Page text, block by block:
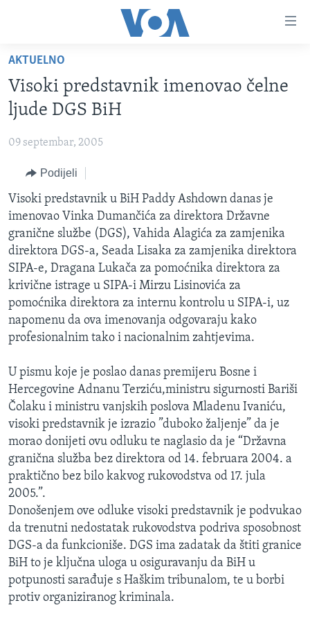
glavni
sadržaj
Pređi
na
glavnu
navigaciju
pretragu
TV PROGRAM
VIDEO
FOTOGRAFIJE DANA
VIJESTI
SJEDINJENE AMERIČKE DRŽAVE
BOSNA I HERCEGOVINA
NAUKA I TEHNOLOGIJA
SPECIJALNI PROJEKTI
KORUPCIJA
SLOBODA MEDIJA
ŽENSKA STRANA
IZBJEGLIČKA STRANA
MAGAZIN
Learning English
PRATITE NAS
Jezici
AKTUELNO
Visoki predstavnik imenovao čelne
ljude DGS BiH
09 septembar, 2005
Podijeli
Visoki predstavnik u BiH Paddy Ashdown danas je
imenovao Vinka Dumančića za direktora Državne
granične službe (DGS), Vahida Alagića za zamjenika
direktora DGS-a, Seada Lisaka za zamjenika direktora
SIPA-e, Dragana Lukača za pomoćnika direktora za
krivične istrage u SIPA-i Mirzu Lisinovića za
pomoćnika direktora za internu kontrolu u SIPA-i, uz
napomenu da ova imenovanja odgovaraju kako
profesionalnim tako i nacionalnim zahtjevima.
U pismu koje je poslao danas premijeru Bosne i
Hercegovine Adnanu Terziću,ministru sigurnosti Bariši
Čolaku i ministru vanjskih poslova Mladenu Ivaniću,
visoki predstavnik je izrazio ”duboko žaljenje” da je
morao donijeti ovu odluku te naglasio da je “Državna
granična služba bez direktora od 14. februara 2004. a
praktično bez bilo kakvog rukovodstva od 17. jula
2005.”.
Donošenjem ove odluke visoki predstavnik je podvukao
da trenutni nedostatak rukovodstva podriva sposobnost
DGS-a da funkcioniše. DGS ima zadatak da štiti granice
BiH to je ključna uloga u osiguravanju da BiH u
potpunosti sarađuje s Haškim tribunalom, te u borbi
protiv organiziranog kriminala.